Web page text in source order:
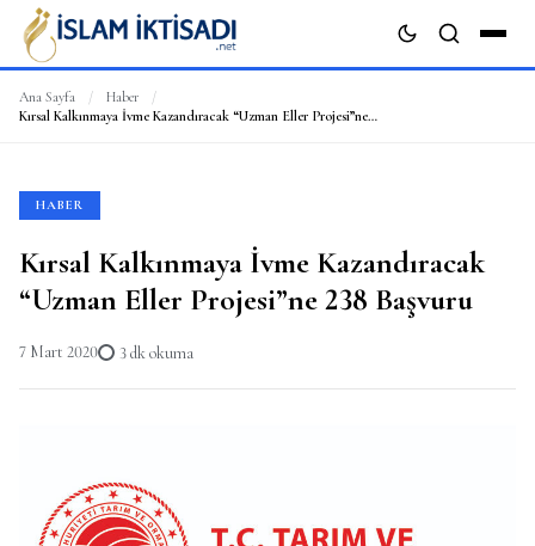
ARA
Ana Sayfa / Haber
/
Kırsal Kalkınmaya İvme Kazandıracak “Uzman Eller Projesi”ne 238 Başvuru
HABER
Kırsal Kalkınmaya İvme Kazandıracak
“Uzman Eller Projesi”ne 238 Başvuru
7 Mart 2020 3 dk okuma